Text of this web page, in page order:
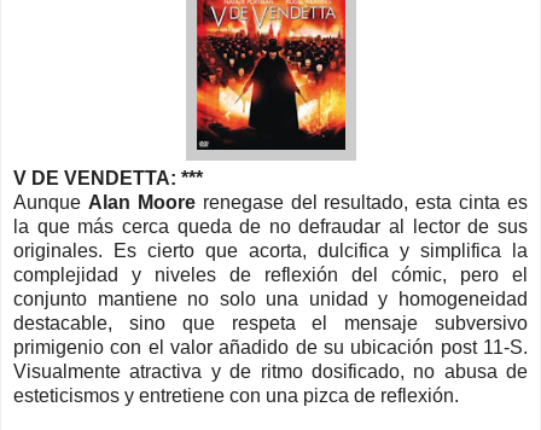
V DE VENDETTA: ***
Aunque Alan Moorerenegase del resultado, esta cinta es
la que más cerca queda de no defraudar al lector de sus
originales. Es cierto que acorta, dulcifica y simplifica la
complejidad y niveles de reflexión del cómic, pero el
conjunto mantiene no solo una unidad y homogeneidad
destacable, sino que respeta el mensaje subversivo
primigenio con el valor añadido de su ubicación post 11-S.
Visualmente atractiva y de ritmo dosificado, no abusa de
esteticismos y entretiene con una pizca de reflexión.